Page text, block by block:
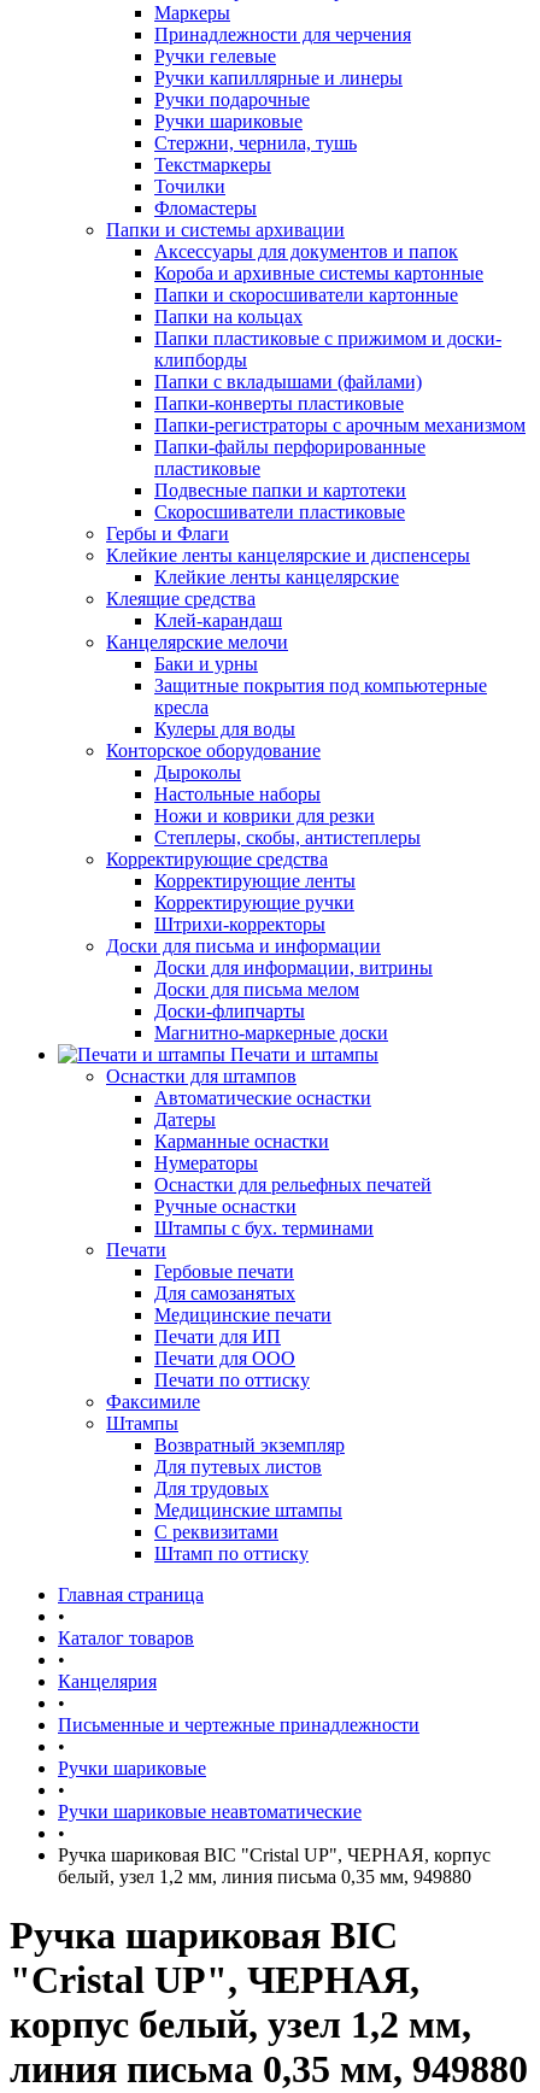
Маркеры
Принадлежности для черчения
Ручки гелевые
Ручки капиллярные и линеры
Ручки подарочные
Ручки шариковые
Стержни, чернила, тушь
Текстмаркеры
Точилки
Фломастеры
Папки и системы архивации
Аксессуары для документов и папок
Короба и архивные системы картонные
Папки и скоросшиватели картонные
Папки на кольцах
Папки пластиковые с прижимом и доски-
клипборды
Папки с вкладышами (файлами)
Папки-конверты пластиковые
Папки-регистраторы с арочным механизмом
Папки-файлы перфорированные
пластиковые
Подвесные папки и картотеки
Скоросшиватели пластиковые
Гербы и Флаги
Клейкие ленты канцелярские и диспенсеры
Клейкие ленты канцелярские
Клеящие средства
Клей-карандаш
Канцелярские мелочи
Баки и урны
Защитные покрытия под компьютерные
кресла
Кулеры для воды
Конторское оборудование
Дыроколы
Настольные наборы
Ножи и коврики для резки
Степлеры, скобы, антистеплеры
Корректирующие средства
Корректирующие ленты
Корректирующие ручки
Штрихи-корректоры
Доски для письма и информации
Доски для информации, витрины
Доски для письма мелом
Доски-флипчарты
Магнитно-маркерные доски
Печати и штампы
Оснастки для штампов
Автоматические оснастки
Датеры
Карманные оснастки
Нумераторы
Оснастки для рельефных печатей
Ручные оснастки
Штампы с бух. терминами
Печати
Гербовые печати
Для самозанятых
Медицинские печати
Печати для ИП
Печати для ООО
Печати по оттиску
Факсимиле
Штампы
Возвратный экземпляр
Для путевых листов
Для трудовых
Медицинские штампы
С реквизитами
Штамп по оттиску
Главная страница
•
Каталог товаров
•
Канцелярия
•
Письменные и чертежные принадлежности
•
Ручки шариковые
•
Ручки шариковые неавтоматические
•
Ручка шариковая BIC "Cristal UP", ЧЕРНАЯ, корпус
белый, узел 1,2 мм, линия письма 0,35 мм, 949880
Ручка шариковая BIC
"Cristal UP", ЧЕРНАЯ,
корпус белый, узел 1,2 мм,
линия письма 0,35 мм, 949880